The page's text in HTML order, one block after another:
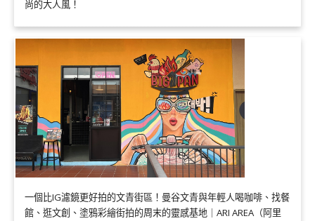
尚的大人風！
一個比IG濾鏡更好拍的文青街區！曼谷文青與年輕人喝咖啡、找餐
館、逛文創、塗鴉彩繪街拍的周末的靈感基地｜ARI AREA（阿里